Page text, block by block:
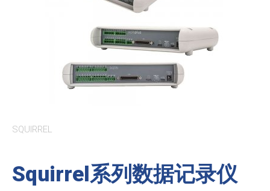
SQUIRREL
Squirrel系列数据记录仪